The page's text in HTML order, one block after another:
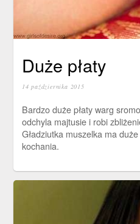
Duże płaty
14 października 2015
Bardzo duże płaty warg
odchyla majtusie i robi
Gładziutka muszelka ma
kochania.